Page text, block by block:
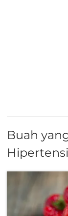
Buah
Hipertensi